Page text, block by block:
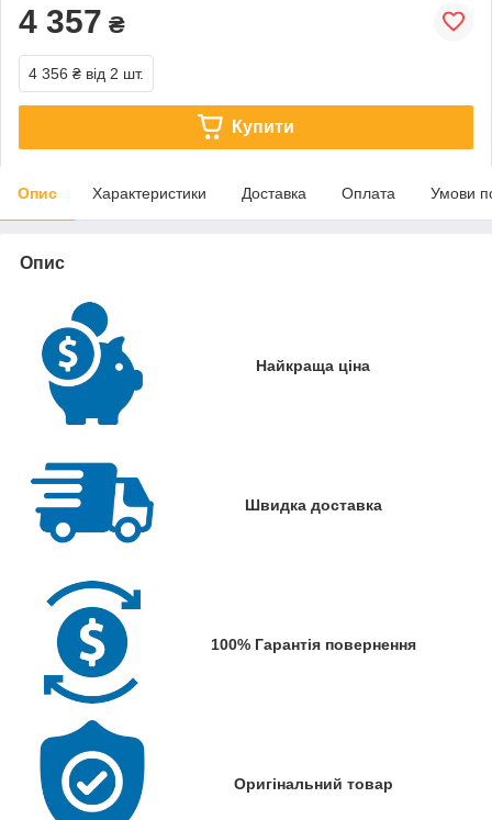
4 357 ₴
4 356 ₴ від 2 шт.
Купити
Опис Характеристики Доставка Оплата Умови
Опис
Найкраща ціна
Швидка доставка
100% Гарантія повернення
Оригінальний товар